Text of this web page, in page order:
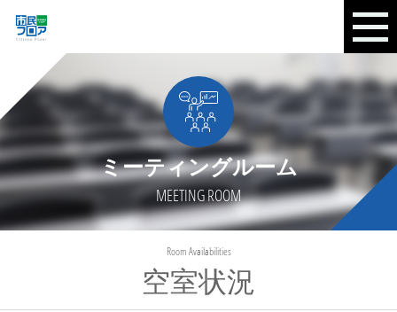
ミーティングルーム
MEETING ROOM
空室状況
Room Availabilities